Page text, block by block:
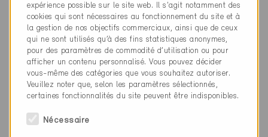
Nouvelle construction, Habitat collectif /
Administration
GE-118-P, ... (5)
expérience possible sur le site web. Il s'agit notamment des
cookies qui sont nécessaires au fonctionnement du site et à
la gestion de nos objectifs commerciaux, ainsi que de ceux
qui ne sont utilisés qu’à des fins statistiques anonymes,
pour des paramètres de commodité d’utilisation ou pour
afficher un contenu personnalisé. Vous pouvez décider
vous-même des catégories que vous souhaitez autoriser.
Veuillez noter que, selon les paramètres sélectionnés,
certaines fonctionnalités du site peuvent être indisponibles.
Nécessaire